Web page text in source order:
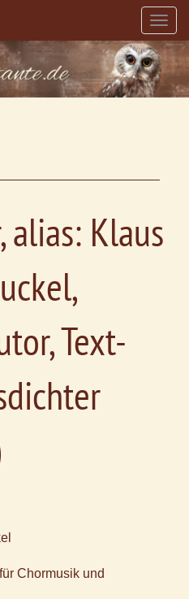
alias: Klaus
Text-
Chormusik und